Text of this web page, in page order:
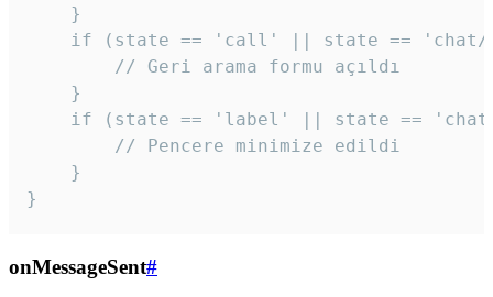
    }
if (state == 'call' || state ==
        // Geri arama formu açıldı
    }
if (state == 'label' || state ==
        // Pencere minimize edildi
    }
}
onMessageSent#